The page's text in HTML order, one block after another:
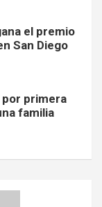
el premio
San Diego
por primera
familia